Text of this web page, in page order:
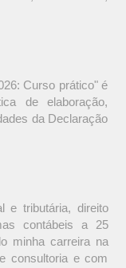
Curso prático" é
de elaboração,
da Declaração
e tributária, direito
contábeis a 25
minha carreira na
consultoria e com